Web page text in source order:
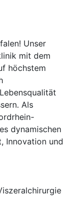
Unser
mit dem
höchstem
Als
dynamischen
Innovation und